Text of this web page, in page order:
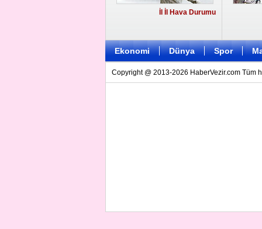
İl İl Hava Durumu
Ekonomi Dünya Spor
Copyright @ 2013-2026 HaberVezir.com Tüm